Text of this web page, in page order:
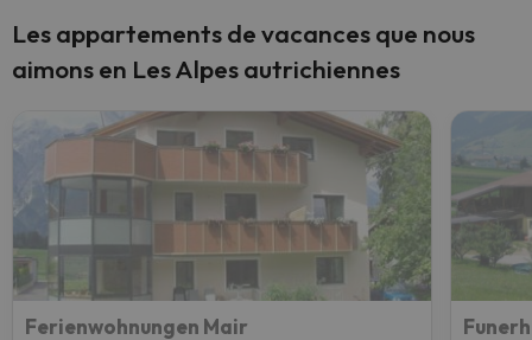
Les appartements de vacances que nous
aimons en Les Alpes autrichiennes
Ferienwohnungen Mair